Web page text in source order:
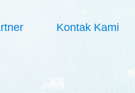
Kontak Kami